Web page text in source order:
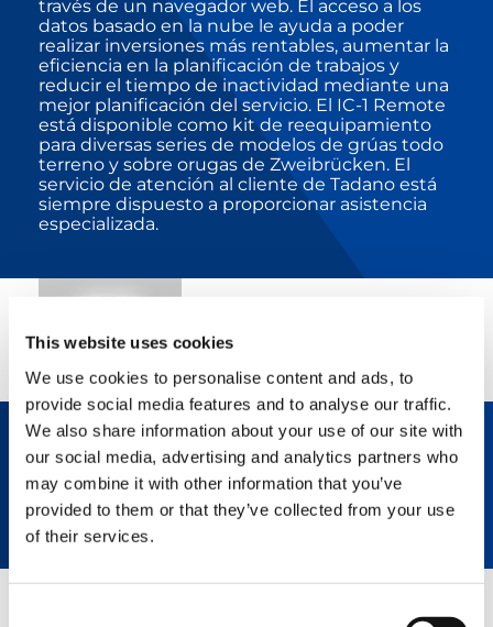
This website uses cookies
We use cookies to personalise content and ads, to
provide social media features and to analyse our traffic.
We also share information about your use of our site with
our social media, advertising and analytics partners who
may combine it with other information that you’ve
provided to them or that they’ve collected from your use
of their services.
través de un navegador web. El acceso a los
datos basado en la nube le ayuda a poder
realizar inversiones más rentables, aumentar la
eficiencia en la planificación de trabajos y
reducir el tiempo de inactividad mediante una
mejor planificación del servicio. El IC-1 Remote
está disponible como kit de reequipamiento
para diversas series de modelos de grúas todo
terreno y sobre orugas de Zweibrücken. El
servicio de atención al cliente de Tadano está
siempre dispuesto a proporcionar asistencia
especializada.
IC-1 REMOTE
VER AHORA